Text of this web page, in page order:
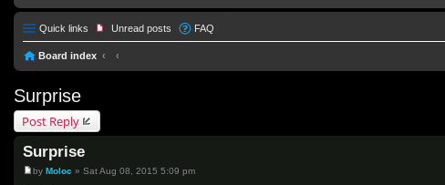
Quick links Unread posts FAQ
Board index
Surprise
Post Reply
Surprise
P
by Moloc » Sat Aug 08, 2015 5:09 pm